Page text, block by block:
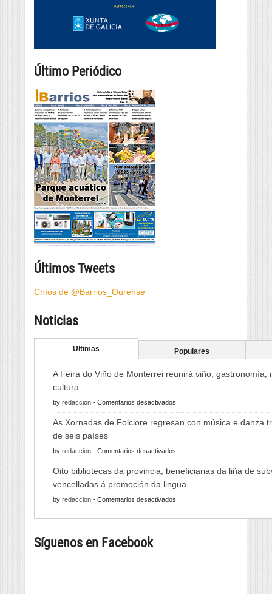
Último Periódico
Últimos Tweets
Chíos de @Barrios_Ourense
Noticias
Ultimas Populares
A Feira do Viño de Monterrei reunirá viño, gastronomía,
cultura
by redaccion - Comentarios desactivados
A
de
Monterrei
As Xornadas de Folclore regresan con música e danza
de seis países
by redaccion - Comentarios desactivados
As
de
regresan
Oito bibliotecas da provincia, beneficiarias da liña de
vencelladas á promoción da lingua
by redaccion - Comentarios desactivados
Síguenos en Facebook